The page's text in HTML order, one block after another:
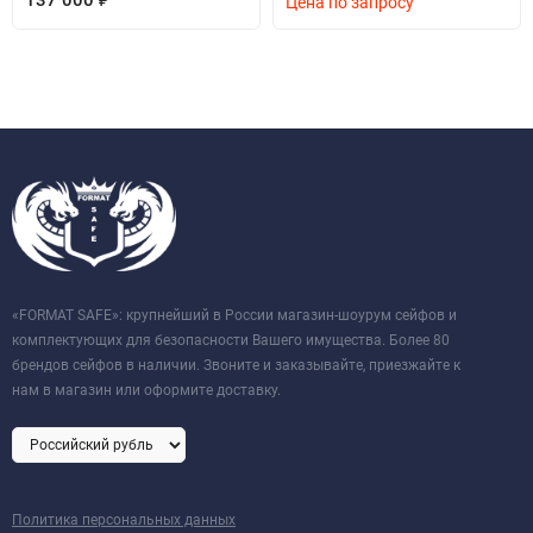
«FORMAT SAFE»: крупнейший в России магазин-шоурум сейфов и
комплектующих для безопасности Вашего имущества. Более 80
брендов сейфов в наличии. Звоните и заказывайте, приезжайте к
нам в магазин или оформите доставку.
Политика персональных данных